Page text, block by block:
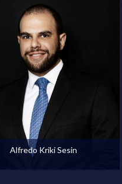
Alfredo Kriki Sesin
Ver perfil